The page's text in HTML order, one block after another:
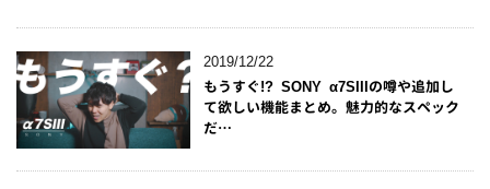
2019/12/22
もうすぐ!? SONY α7SIIIの噂や追加し
て欲しい機能まとめ。魅力的なスペック
だ…